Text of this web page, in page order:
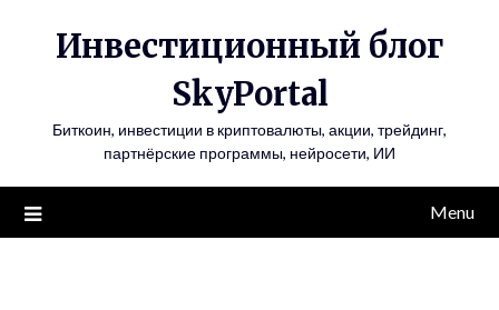
Инвестиционный блог
SkyPortal
Биткоин, инвестиции в криптовалюты, акции, трейдинг,
партнёрские программы, нейросети, ИИ
Menu